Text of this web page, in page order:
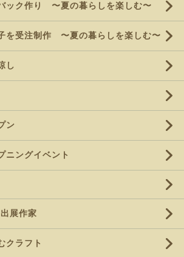
ック作り 〜夏の暮らしを楽しむ〜
を受注制作 〜夏の暮らしを楽しむ〜
し
ン
ニングイベント
展作家
クラフト